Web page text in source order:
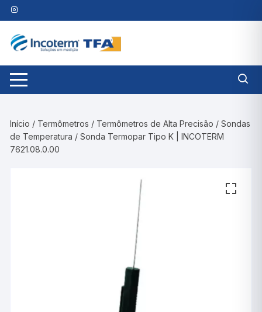
Pular
para
conteúdo
Início / Termômetros / Termômetros de Alta Precisão /Sondas
de Temperatura / Sonda Termopar Tipo K | INCOTERM
7621.08.0.00